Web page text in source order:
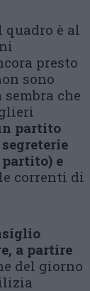
quadro è al
presto
sono
che
partito
e
correnti di
a partire
del giorno